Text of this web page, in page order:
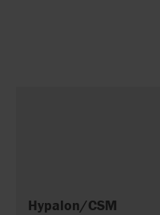
Hypalon/CSM